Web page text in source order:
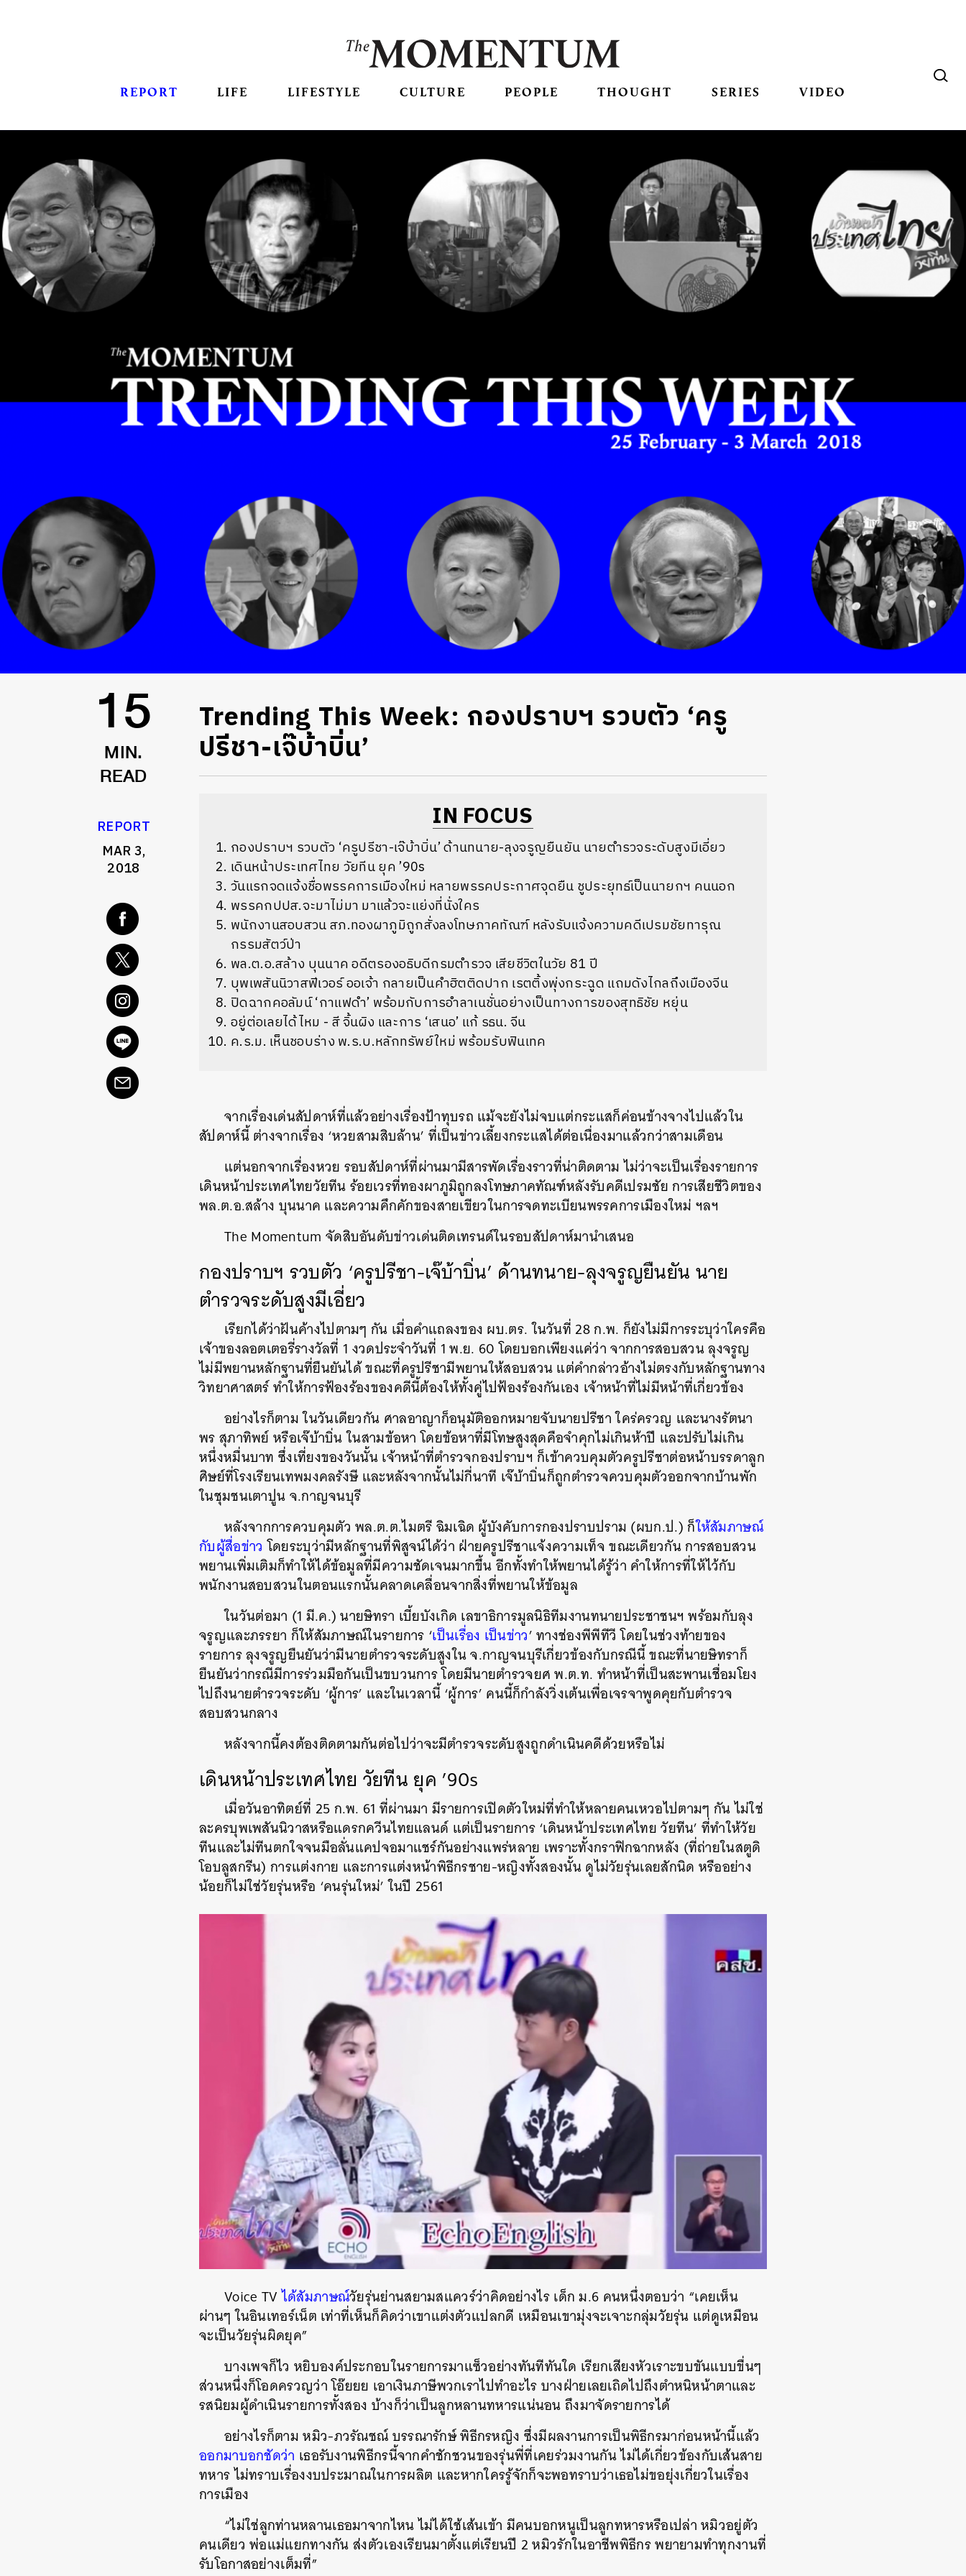
REPORT LIFE LIFESTYLE CULTURE PEOPLE THOUGHT SERIES VIDEO
15
MIN.
READ
REPORT
MAR 3,
2018
Trending This Week: กองปราบฯ รวบตัว ‘ครู
ปรีชา-เจ๊บ้าบิ่น’
IN FOCUS
กองปราบฯ รวบตัว ‘ครูปรีชา-เจ๊บ้าบิ่น’ ด้านทนาย-ลุงจรูญยืนยัน นายตำรวจระดับสูงมีเอี่ยว
เดินหน้าประเทศไทย วัยทีน ยุค ’90s
วันแรกจดแจ้งชื่อพรรคการเมืองใหม่ หลายพรรคประกาศจุดยืน ชูประยุทธ์เป็นนายกฯ คนนอก
พรรคกปปส.จะมาไม่มา มาแล้วจะแย่งที่นั่งใคร
พนักงานสอบสวน สภ.ทองผาภูมิถูกสั่งลงโทษภาคทัณฑ์ หลังรับแจ้งความคดีเปรมชัยทารุณ
กรรมสัตว์ป่า
พล.ต.อ.สล้าง บุนนาค อดีตรองอธิบดีกรมตำรวจ เสียชีวิตในวัย 81 ปี
บุพเพสันนิวาสฟีเวอร์ ออเจ้า กลายเป็นคำฮิตติดปาก เรตติ้งพุ่งกระฉูด แถมดังไกลถึงเมืองจีน
ปิดฉากคอลัมน์ ‘กาแฟดำ’ พร้อมกับการอำลาเนชั่นอย่างเป็นทางการของสุทธิชัย หยุ่น
อยู่ต่อเลยได้ไหม - สี จิ้นผิง และการ ‘เสนอ’ แก้ รธน. จีน
ค.ร.ม. เห็นชอบร่าง พ.ร.บ.หลักทรัพย์ใหม่ พร้อมรับฟินเทค
จากเรื่องเด่นสัปดาห์ที่แล้วอย่างเรื่องป้าทุบรถ แม้จะยังไม่จบแต่กระแสก็ค่อนข้างจางไปแล้วใน
สัปดาห์นี้ ต่างจากเรื่อง ‘หวยสามสิบล้าน’ ที่เป็นข่าวเลี้ยงกระแสได้ต่อเนื่องมาแล้วกว่าสามเดือน
แต่นอกจากเรื่องหวย รอบสัปดาห์ที่ผ่านมามีสารพัดเรื่องราวที่น่าติดตาม ไม่ว่าจะเป็นเรื่องรายการ
เดินหน้าประเทศไทยวัยทีน ร้อยเวรที่ทองผาภูมิถูกลงโทษภาคทัณฑ์หลังรับคดีเปรมชัย การเสียชีวิตของ
พล.ต.อ.สล้าง บุนนาค และความคึกคักของสายเขียวในการจดทะเบียนพรรคการเมืองใหม่ ฯลฯ
The Momentum จัดสิบอันดับข่าวเด่นติดเทรนด์ในรอบสัปดาห์มานำเสนอ
กองปราบฯ รวบตัว ‘ครูปรีชา-เจ๊บ้าบิ่น’ ด้านทนาย-ลุงจรูญยืนยัน นาย
ตำรวจระดับสูงมีเอี่ยว
เรียกได้ว่าฝันค้างไปตามๆ กัน เมื่อคำแถลงของ ผบ.ตร. ในวันที่ 28 ก.พ. ก็ยังไม่มีการระบุว่าใครคือ
เจ้าของลอตเตอรี่รางวัลที่ 1 งวดประจำวันที่ 1 พ.ย. 60 โดยบอกเพียงแค่ว่า จากการสอบสวน ลุงจรูญ
ไม่มีพยานหลักฐานที่ยืนยันได้ ขณะที่ครูปรีชามีพยานให้สอบสวน แต่คำกล่าวอ้างไม่ตรงกับหลักฐานทาง
วิทยาศาสตร์ ทำให้การฟ้องร้องของคดีนี้ต้องให้ทั้งคู่ไปฟ้องร้องกันเอง เจ้าหน้าที่ไม่มีหน้าที่เกี่ยวข้อง
อย่างไรก็ตาม ในวันเดียวกัน ศาลอาญาก็อนุมัติออกหมายจับนายปรีชา ใคร่ครวญ และนางรัตนา
พร สุภาทิพย์ หรือเจ๊บ้าบิ่น ในสามข้อหา โดยข้อหาที่มีโทษสูงสุดคือจำคุกไม่เกินห้าปี และปรับไม่เกิน
หนึ่งหมื่นบาท ซึ่งเที่ยงของวันนั้น เจ้าหน้าที่ตำรวจกองปราบฯ ก็เข้าควบคุมตัวครูปรีชาต่อหน้าบรรดาลูก
ศิษย์ที่โรงเรียนเทพมงคลรังษี และหลังจากนั้นไม่กี่นาที เจ๊บ้าบิ่นก็ถูกตำรวจควบคุมตัวออกจากบ้านพัก
ในชุมชนเตาปูน จ.กาญจนบุรี
หลังจากการควบคุมตัว พล.ต.ต.ไมตรี ฉิมเฉิด ผู้บังคับการกองปราบปราม (ผบก.ป.) ก็ให้สัมภาษณ์
กับผู้สื่อข่าว โดยระบุว่ามีหลักฐานที่พิสูจน์ได้ว่า ฝ่ายครูปรีชาแจ้งความเท็จ ขณะเดียวกัน การสอบสวน
พยานเพิ่มเติมก็ทำให้ได้ข้อมูลที่มีความชัดเจนมากขึ้น อีกทั้งทำให้พยานได้รู้ว่า คำให้การที่ให้ไว้กับ
พนักงานสอบสวนในตอนแรกนั้นคลาดเคลื่อนจากสิ่งที่พยานให้ข้อมูล
ในวันต่อมา (1 มี.ค.) นายษิทรา เบี้ยบังเกิด เลขาธิการมูลนิธิทีมงานทนายประชาชนฯ พร้อมกับลุง
จรูญและภรรยา ก็ให้สัมภาษณ์ในรายการ ‘เป็นเรื่อง เป็นข่าว’ ทางช่องพีพีทีวี โดยในช่วงท้ายของ
รายการ ลุงจรูญยืนยันว่ามีนายตำรวจระดับสูงใน จ.กาญจนบุรีเกี่ยวข้องกับกรณีนี้ ขณะที่นายษิทราก็
ยืนยันว่ากรณีมีการร่วมมือกันเป็นขบวนการ โดยมีนายตำรวจยศ พ.ต.ท. ทำหน้าที่เป็นสะพานเชื่อมโยง
ไปถึงนายตำรวจระดับ ‘ผู้การ’ และในเวลานี้ ‘ผู้การ’ คนนี้ก็กำลังวิ่งเต้นเพื่อเจรจาพูดคุยกับตำรวจ
สอบสวนกลาง
หลังจากนี้คงต้องติดตามกันต่อไปว่าจะมีตำรวจระดับสูงถูกดำเนินคดีด้วยหรือไม่
เดินหน้าประเทศไทย วัยทีน ยุค ’90s
เมื่อวันอาทิตย์ที่ 25 ก.พ. 61 ที่ผ่านมา มีรายการเปิดตัวใหม่ที่ทำให้หลายคนเหวอไปตามๆ กัน ไม่ใช่
ละครบุพเพสันนิวาสหรือแดรกควีนไทยแลนด์ แต่เป็นรายการ ‘เดินหน้าประเทศไทย วัยทีน’ ที่ทำให้วัย
ทีนและไม่ทีนตกใจจนมือลั่นแคปจอมาแชร์กันอย่างแพร่หลาย เพราะทั้งกราฟิกฉากหลัง (ที่ถ่ายในสตูดิ
โอบลูสกรีน) การแต่งกาย และการแต่งหน้าพิธีกรชาย-หญิงทั้งสองนั้น ดูไม่วัยรุ่นเลยสักนิด หรืออย่าง
น้อยก็ไม่ใช่วัยรุ่นหรือ ‘คนรุ่นใหม่’ ในปี 2561
Voice TVได้สัมภาษณ์วัยรุ่นย่านสยามสแควร์ว่าคิดอย่างไร เด็ก ม.6 คนหนึ่งตอบว่า “เคยเห็น
ผ่านๆ ในอินเทอร์เน็ต เท่าที่เห็นก็คิดว่าเขาแต่งตัวแปลกดี เหมือนเขามุ่งจะเจาะกลุ่มวัยรุ่น แต่ดูเหมือน
จะเป็นวัยรุ่นผิดยุค”
บางเพจก็ไว หยิบองค์ประกอบในรายการมาแซ็วอย่างทันทีทันใด เรียกเสียงหัวเราะขบขันแบบขื่นๆ
ส่วนหนึ่งก็โอดครวญว่า โอ๊ยยย เอาเงินภาษีพวกเราไปทำอะไร บางฝ่ายเลยเถิดไปถึงตำหนิหน้าตาและ
รสนิยมผู้ดำเนินรายการทั้งสอง บ้างก็ว่าเป็นลูกหลานทหารแน่นอน ถึงมาจัดรายการได้
อย่างไรก็ตาม หมิว-ภวรัณชณ์ บรรณารักษ์ พิธีกรหญิง ซึ่งมีผลงานการเป็นพิธีกรมาก่อนหน้านี้แล้ว
ออกมาบอกชัดว่า เธอรับงานพิธีกรนี้จากคำชักชวนของรุ่นพี่ที่เคยร่วมงานกัน ไม่ได้เกี่ยวข้องกับเส้นสาย
ทหาร ไม่ทราบเรื่องงบประมาณในการผลิต และหากใครรู้จักก็จะพอทราบว่าเธอไม่ขอยุ่งเกี่ยวในเรื่อง
การเมือง
“ไม่ใช่ลูกท่านหลานเธอมาจากไหน ไม่ได้ใช้เส้นเข้า มีคนบอกหนูเป็นลูกทหารหรือเปล่า หมิวอยู่ตัว
คนเดียว พ่อแม่แยกทางกัน ส่งตัวเองเรียนมาตั้งแต่เรียนปี 2 หมิวรักในอาชีพพิธีกร พยายามทำทุกงานที่
รับโอกาสอย่างเต็มที่”
SHARE TWEET LINE EMAIL